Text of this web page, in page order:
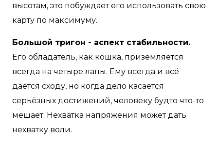
высотам, это побуждает его использовать свою
карту по максимуму.
Большой тригон - аспект стабильности.
Его обладатель, как кошка, приземляется
всегда на четыре лапы. Ему всегда и всё
даётся сходу, но когда дело касается
серьёзных достижений, человеку будто что-то
мешает. Нехватка напряжения может дать
нехватку воли.